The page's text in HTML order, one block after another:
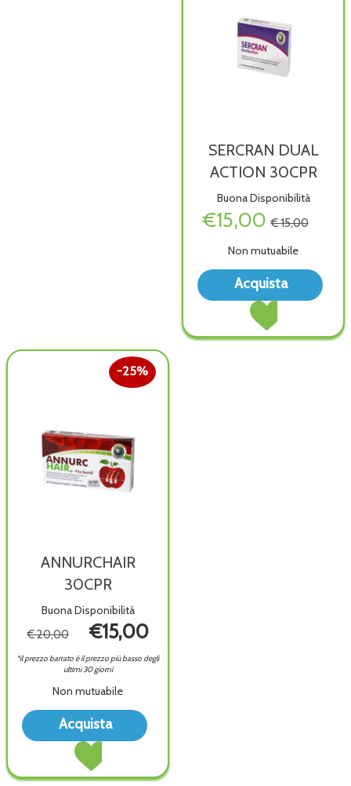
SERCRAN DUAL
ACTION 30CPR
Buona Disponibilità
€15,00 € 15,00
Non mutuabile
Acquista
Acquista SERCRAN
ACTION
ANNURCHAIR
30CPR
Buona Disponibilità
25%
€ 20,00 €15,00
*il prezzo barrato è il prezzo più basso degli
ultimi 30 giorni
Non mutuabile
Acquista
Acquista ANNURCHAIR
carrello